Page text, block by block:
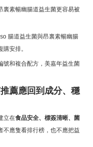
裏素暢幽腸道益生菌更容易被
腸道益生菌與昂裏素暢幽腸
安排。
號和複合配方，美嘉年益生菌
薦應回到成分、穩
立在食品安全、標簽清晰、菌
不應隻看排行榜，也不應把益